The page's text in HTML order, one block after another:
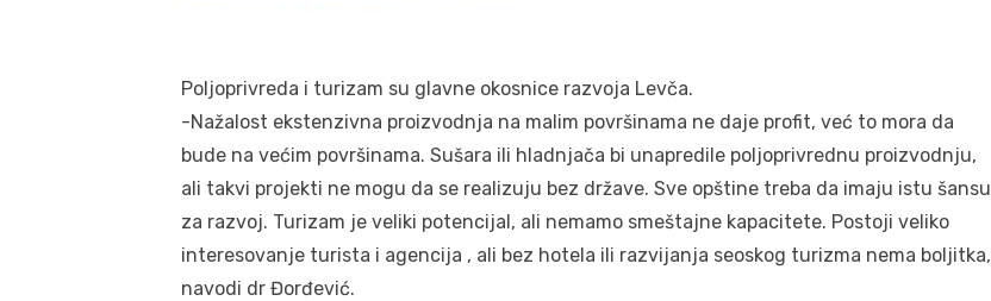
Poljoprivreda i turizam su glavne okosnice razvoja Levča.
-Nažalost ekstenzivna proizvodnja na malim površinama ne daje profit, već to mora da
bude na većim površinama. Sušara ili hladnjača bi unapredile poljoprivrednu proizvodnju,
ali takvi projekti ne mogu da se realizuju bez države. Sve opštine treba da imaju istu šansu
za razvoj. Turizam je veliki potencijal, ali nemamo smeštajne kapacitete. Postoji veliko
interesovanje turista i agencija , ali bez hotela ili razvijanja seoskog turizma nema boljitka,
navodi dr Đorđević.